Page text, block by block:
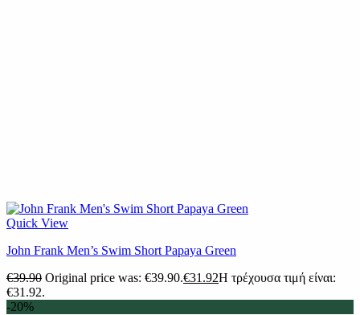
Quick View
John Frank Men’s Swim Short Papaya Green
€39.90 Original price was: €39.90.€31.92Η τρέχουσα τιμή είναι:
€31.92.
-20%